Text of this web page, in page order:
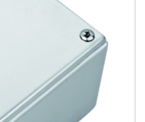
facilmente applicati
della scatola; il grado IP
incluse nel kit. Su
AISI 316 (X5CrNiMo17-